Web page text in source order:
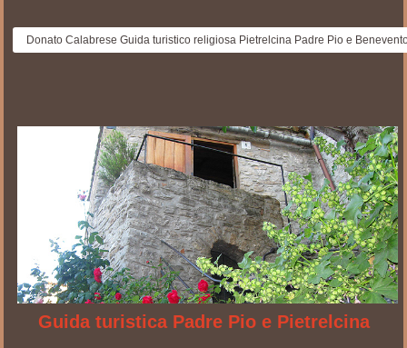
Donato Calabrese Guida turistico religiosa Pietrelcina Padre Pio e
Guida turistica Padre Pio e Pietrelcina